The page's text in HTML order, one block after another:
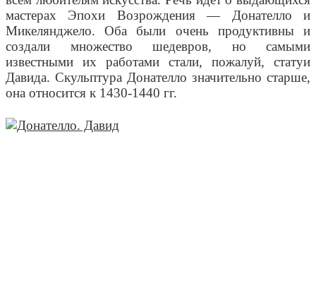
мастерах Эпохи Возрождения — Донателло и
Микелянджело. Оба были очень продуктивны и
создали множество шедевров, но самыми
известными их работами стали, пожалуй, статуи
Давида. Скульптура Донателло значительно старше,
она относится к 1430-1440 гг.